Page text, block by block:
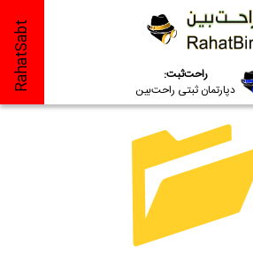
راحت‌ثبت:
دپارتمان ثبتی راحت‌بین
RahatSabt